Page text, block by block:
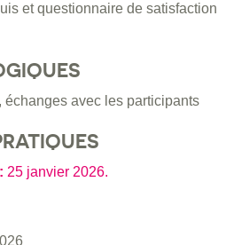
et questionnaire de satisfaction
échanges avec les participants
25 janvier 2026.